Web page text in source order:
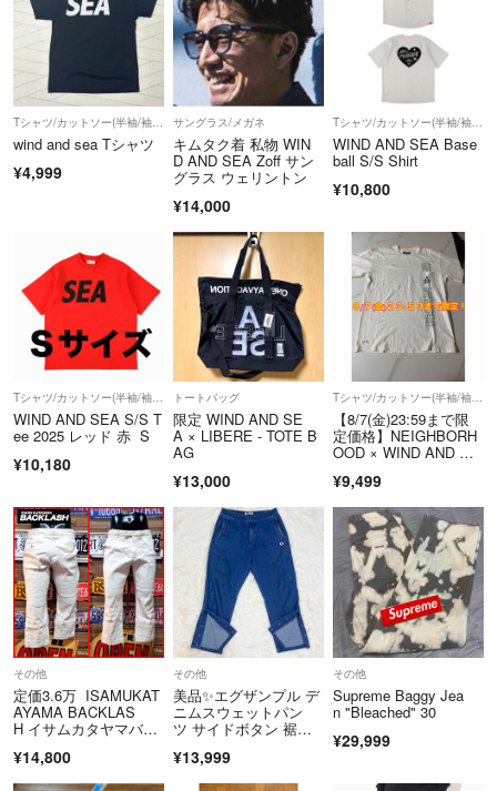
wind and sea Tシャツ
¥4,999
サングラス/メガネ
キムタク着 私物 WIN
D AND SEA Zoff サン
グラス ウェリントン
¥14,000
Tシャツ/カットソー(半袖/袖なし)
WIND AND SEA Base
ball S/S Shirt
¥10,800
Tシャツ/カットソー(半袖/袖なし)
WIND AND SEA S/S T
ee 2025 レッド 赤 S
¥10,180
トートバッグ
限定 WIND AND SE
A × LIBERE - TOTE B
AG
¥13,000
Tシャツ/カットソー(半袖/袖なし)
【8/7(金)23:59まで限
定価格】NEIGHBORH
OOD × WIND AND SE
ワイト Lサイズ
¥9,499
その他
定価3.6万 ISAMUKAT
AYAMA BACKLAS
H イサムカタヤマバッ
ロップドパンツ L
¥14,800
その他
美品✨エグザンプル デ
ニムスウェットパン
ツ サイドボタン 裾開
紺 ウエストゴム メン
ズ ボトムス コットン
¥13,999
その他
Supreme Baggy Jea
n "Bleached" 30
¥29,999